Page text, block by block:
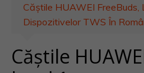
Căștile HUAWEI FreeBuds,
Dispozitivelor TWS În
Căștile